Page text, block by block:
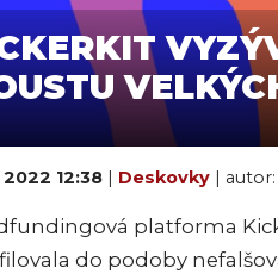
2022 12:38 | Deskovky | autor:
platforma
do podoby